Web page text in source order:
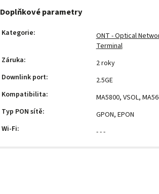
Doplňkové parametry
Kategorie:
ONT - Optical
Terminal
Záruka:
2 roky
Downlink port:
2.5GE
Kompatibilita:
MA5800, VSOL,
Typ PON sítě:
GPON, EPON
Wi-Fi: - - -